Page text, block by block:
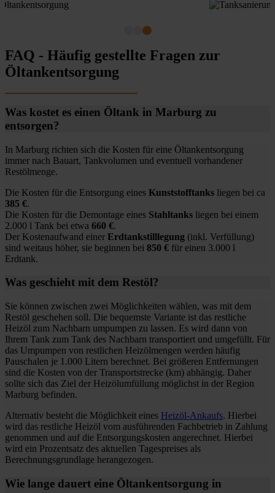
FAQ - Häufig gestellte Fragen zur
Öltankentsorgung
Was kostet es einen Öltank in Marburg zu
entsorgen?
In Marburg richten sich die Kosten für eine Öltankentsorgung
immer nach Bauart, Tankvolumen und eventuell vorhandener
Restölmenge.
Die Kosten für die Entsorgung eines Kunststofftanks liegen bei ca
385 €.
Die Kosten für die Demontage eines Stahltanks liegen bei einem
2.000 l Tank bei etwa 660 €.
Der Kostenaufwand einer Erdtankstilllegung (inkl. Verfüllung)
sind weitaus höher, sie beginnen bei 850 € für einen 3.000 l
Erdtank.
Was geschieht mit dem Restöl?
Sie können zwischen zwei Möglichkeiten wählen, was mit dem
Restöl geschehen soll. Die bequemste Variante ist das restliche
Heizöl zum Nachbarn umpumpen zu lassen. Es wird dann von
Ihrem Tank zum Tank des Nachbarn transportiert und umgefüllt. Für
das Umpumpen von restlichen Heizölmengen werden häufig
Pauschalen je 1.000 Litern berechnet. Bei größeren Entfernungen
sind die Kosten von der Transportstrecke (km) abhängig. Daher
sollte sich das Ziel der Heizölumfüllung möglichst in der Region
Marburg befinden.
Alternativ besteht die Möglichkeit eines Heizöl-Ankaufs. Hierbei
wird das restliche Heizöl vom ausführenden Fachbetrieb in Zahlung
genommen und auf die Entsorgungskosten angerechnet. Hierbei
wird ein Prozentsatz des aktuellen Tagespreises als
Berechnungsgrundlage herangezogen.
Wie lange dauert eine Öltankentsorgung in